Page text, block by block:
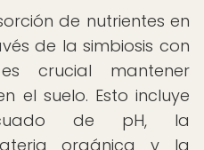
de nutrientes en
de la simbiosis con
crucial mantener
el suelo. Esto incluye
de pH, la
orgánica y la